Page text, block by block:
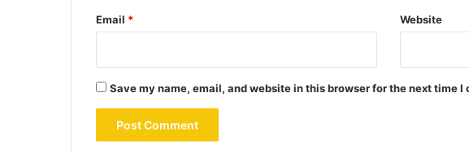
Email * Website
Save my name, email, and website in this browser for the next time I